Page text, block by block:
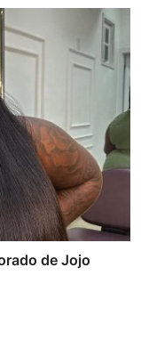
de Jojo